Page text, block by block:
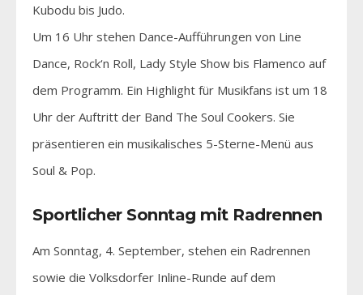
Kubodu bis Judo.
Um 16 Uhr stehen Dance-Aufführungen von Line
Dance, Rock‘n Roll, Lady Style Show bis Flamenco auf
dem Programm. Ein Highlight für Musikfans ist um 18
Uhr der Auftritt der Band The Soul Cookers. Sie
präsentieren ein musikalisches 5-Sterne-Menü aus
Soul & Pop.
Sportlicher Sonntag mit Radrennen
Am Sonntag, 4. September, stehen ein Radrennen
sowie die Volksdorfer Inline-Runde auf dem